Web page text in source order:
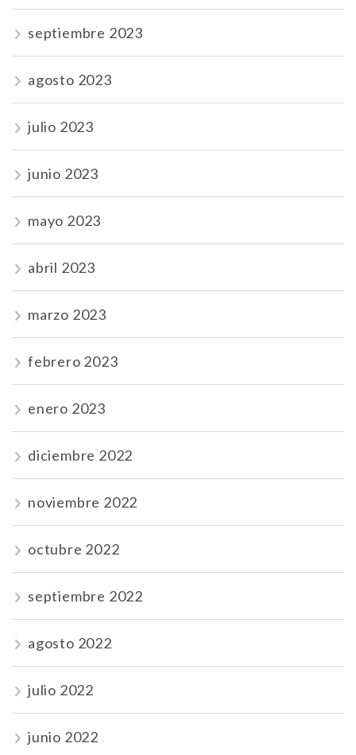
septiembre 2023
agosto 2023
julio 2023
junio 2023
mayo 2023
abril 2023
marzo 2023
febrero 2023
enero 2023
diciembre 2022
noviembre 2022
octubre 2022
septiembre 2022
agosto 2022
julio 2022
junio 2022